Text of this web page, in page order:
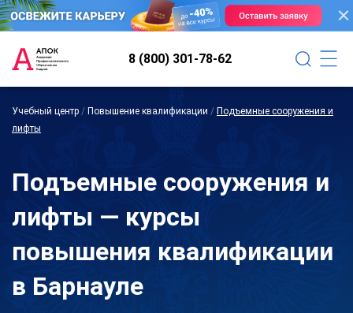
8 (800) 301-78-62
Учебный центр / Повышение квалификации / Подъемные сооружения и
лифты
Подъемные сооружения и
лифты — курсы
повышения квалификации
в Барнауле